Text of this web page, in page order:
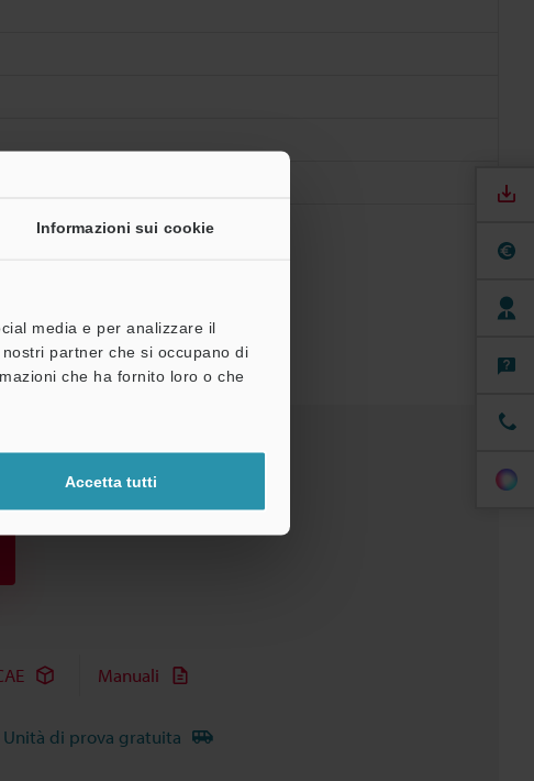
Informazioni sui cookie
media e per analizzare il
partner che si occupano di
che ha fornito loro o che
Accetta tutti
Manuali
Unità di prova gratuita